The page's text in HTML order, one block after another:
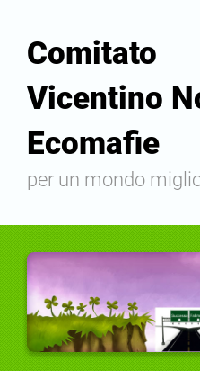
Comitato
Vicentino
Ecomafie
per un mondo